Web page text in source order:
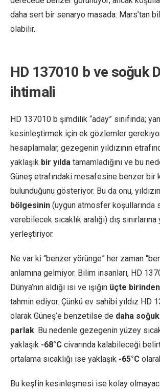
daha sert bir senaryo masada: Mars’tan
olabilir.
HD 137010 b ve soğuk
ihtimali
HD 137010 b şimdilik “aday” sınıfında;
kesinleştirmek için ek gözlemler
hesaplamalar, gezegenin yıldızının
yaklaşık bir yılda tamamladığını ve bu
Güneş etrafındaki mesafesine benzer bir
bulunduğunu gösteriyor. Bu da onu,
bölgesinin (uygun atmosfer koşullarında
verebilecek sıcaklık aralığı) dış
yerleştiriyor.
Ne var ki “benzer yörünge” her zaman
anlamına gelmiyor. Bilim insanları, HD
Dünya’nın aldığı ısı ve ışığın üçte birinden
tahmin ediyor. Çünkü ev sahibi yıldız HD
olarak Güneş’e benzetilse de daha
parlak. Bu nedenle gezegenin yüzey
yaklaşık -68°C civarında kalabileceği
ortalama sıcaklığı ise yaklaşık -65°C
Bu keşfin kesinleşmesi ise kolay